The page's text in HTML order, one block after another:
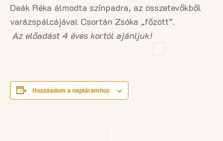
Deák Réka álmodta színpadra, az összetevőkből
varázspálcájával Csortán Zsóka „főzött”.
Az előadást 4 éves kortól ajánljuk!
Hozzáadom a naptáramhoz